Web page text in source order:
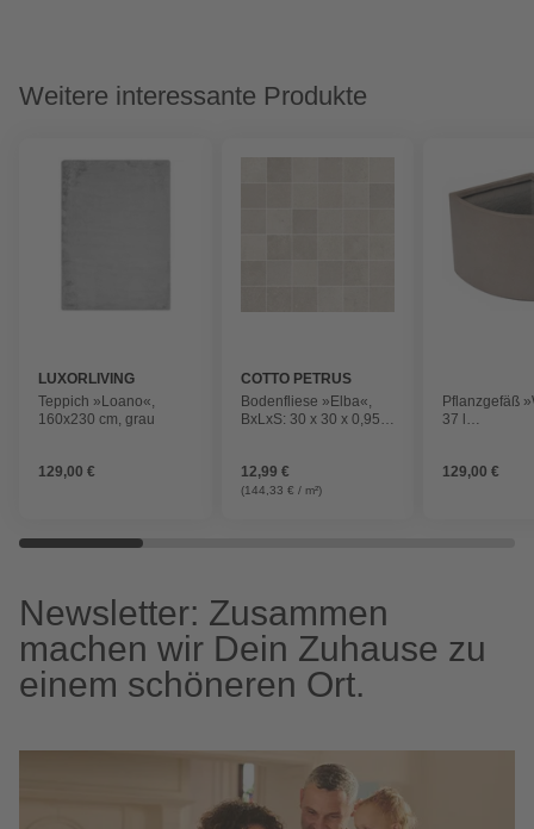
Weitere interessante Produkte
LUXORLIVING
Teppich »Loano«,
160x230 cm, grau
129,00 €
COTTO PETRUS
Bodenfliese »Elba«,
BxLxS: 30 x 30 x 0,95
12,99 €
(144,33 € / m²)
Pflanzgefäß
37 l
129,00 €
Newsletter: Zusammen
machen wir Dein Zuhause zu
einem schöneren Ort.